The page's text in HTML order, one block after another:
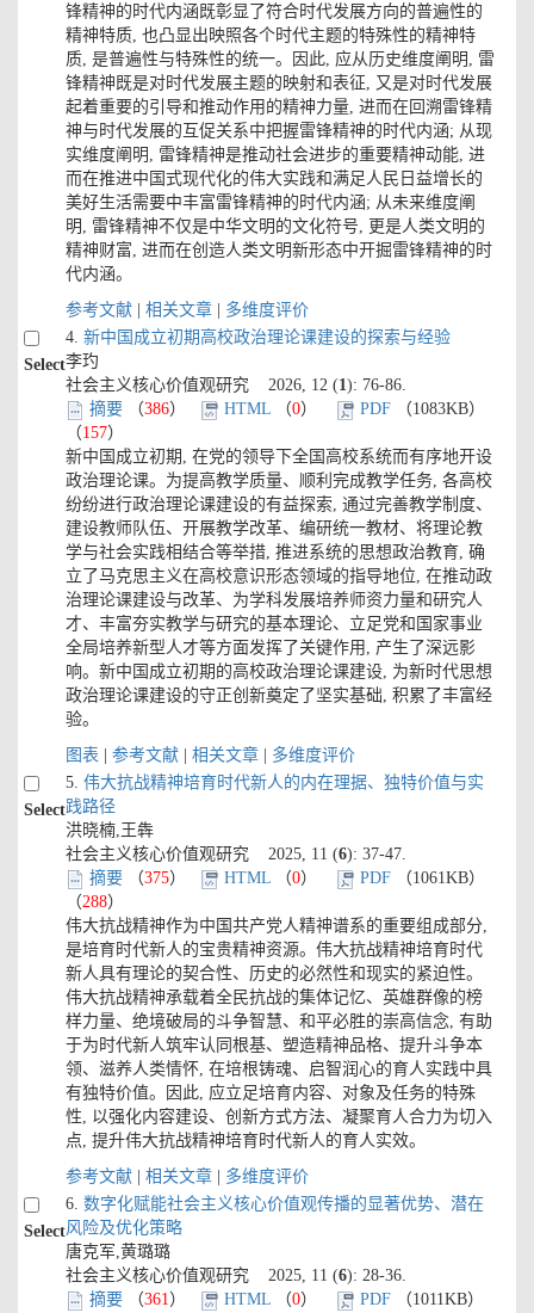
锋精神的时代内涵既彰显了符合时代发展方向的普遍性的
精神特质, 也凸显出映照各个时代主题的特殊性的精神特
质, 是普遍性与特殊性的统一。因此, 应从历史维度阐明, 雷
锋精神既是对时代发展主题的映射和表征, 又是对时代发展
起着重要的引导和推动作用的精神力量, 进而在回溯雷锋精
神与时代发展的互促关系中把握雷锋精神的时代内涵; 从现
实维度阐明, 雷锋精神是推动社会进步的重要精神动能, 进
而在推进中国式现代化的伟大实践和满足人民日益增长的
美好生活需要中丰富雷锋精神的时代内涵; 从未来维度阐
明, 雷锋精神不仅是中华文明的文化符号, 更是人类文明的
精神财富, 进而在创造人类文明新形态中开掘雷锋精神的时
代内涵。
参考文献| 相关文章| 多维度评价
Select
4. 新中国成立初期高校政治理论课建设的探索与经验
李玓
社会主义核心价值观研究 2026, 12 (1): 76-86.
摘要（386） HTML（0） PDF（1083KB）
（157）
新中国成立初期, 在党的领导下全国高校系统而有序地开设
政治理论课。为提高教学质量、顺利完成教学任务, 各高校
纷纷进行政治理论课建设的有益探索, 通过完善教学制度、
建设教师队伍、开展教学改革、编研统一教材、将理论教
学与社会实践相结合等举措, 推进系统的思想政治教育, 确
立了马克思主义在高校意识形态领域的指导地位, 在推动政
治理论课建设与改革、为学科发展培养师资力量和研究人
才、丰富夯实教学与研究的基本理论、立足党和国家事业
全局培养新型人才等方面发挥了关键作用, 产生了深远影
响。新中国成立初期的高校政治理论课建设, 为新时代思想
政治理论课建设的守正创新奠定了坚实基础, 积累了丰富经
验。
图表
参考文献| 相关文章| 多维度评价
Select
5. 伟大抗战精神培育时代新人的内在理据、独特价值与实
践路径
洪晓楠,王犇
社会主义核心价值观研究 2025, 11 (6): 37-47.
摘要（375） HTML（0） PDF（1061KB）
（288）
伟大抗战精神作为中国共产党人精神谱系的重要组成部分,
是培育时代新人的宝贵精神资源。伟大抗战精神培育时代
新人具有理论的契合性、历史的必然性和现实的紧迫性。
伟大抗战精神承载着全民抗战的集体记忆、英雄群像的榜
样力量、绝境破局的斗争智慧、和平必胜的崇高信念, 有助
于为时代新人筑牢认同根基、塑造精神品格、提升斗争本
领、滋养人类情怀, 在培根铸魂、启智润心的育人实践中具
有独特价值。因此, 应立足培育内容、对象及任务的特殊
性, 以强化内容建设、创新方式方法、凝聚育人合力为切入
点, 提升伟大抗战精神培育时代新人的育人实效。
参考文献| 相关文章| 多维度评价
Select
6. 数字化赋能社会主义核心价值观传播的显著优势、潜在
风险及优化策略
唐克军,黄璐璐
社会主义核心价值观研究 2025, 11 (6): 28-36.
摘要（361） HTML（0） PDF（1011KB）